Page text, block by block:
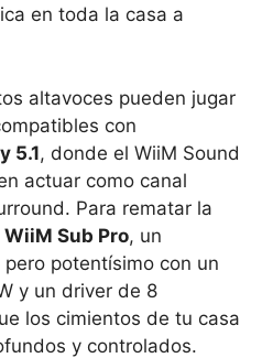
en toda la casa a
altavoces pueden jugar
con
5.1, donde el WiiM Sound
actuar como canal
Para rematar la
WiiM Sub Pro, un
potentísimo con un
y un driver de 8
los cimientos de tu casa
y controlados.